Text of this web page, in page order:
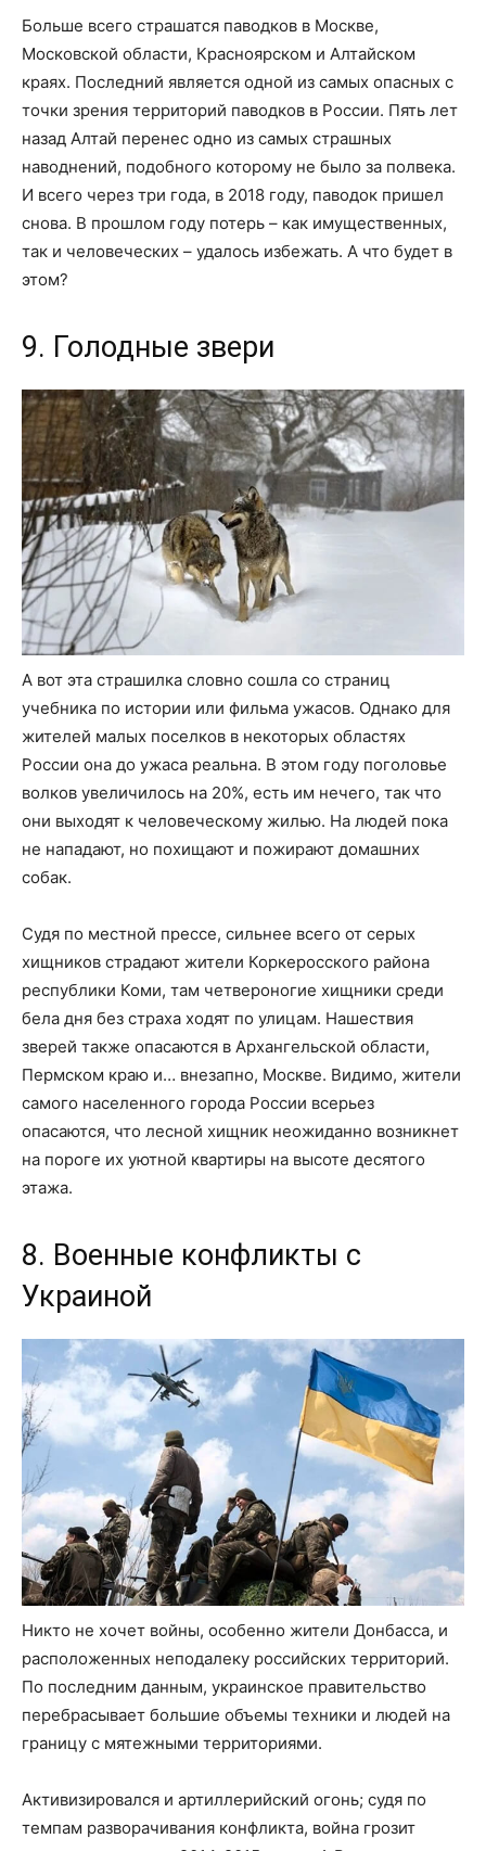
Больше всего страшатся паводков в Москве,
Московской области, Красноярском и Алтайском
краях. Последний является одной из самых опасных с
точки зрения территорий паводков в России. Пять лет
назад Алтай перенес одно из самых страшных
наводнений, подобного которому не было за полвека.
И всего через три года, в 2018 году, паводок пришел
снова. В прошлом году потерь – как имущественных,
так и человеческих – удалось избежать. А что будет в
этом?
9. Голодные звери
А вот эта страшилка словно сошла со страниц
учебника по истории или фильма ужасов. Однако для
жителей малых поселков в некоторых областях
России она до ужаса реальна. В этом году поголовье
волков увеличилось на 20%, есть им нечего, так что
они выходят к человеческому жилью. На людей пока
не нападают, но похищают и пожирают домашних
собак.
Судя по местной прессе, сильнее всего от серых
хищников страдают жители Коркеросского района
республики Коми, там четвероногие хищники среди
бела дня без страха ходят по улицам. Нашествия
зверей также опасаются в Архангельской области,
Пермском краю и… внезапно, Москве. Видимо, жители
самого населенного города России всерьез
опасаются, что лесной хищник неожиданно возникнет
на пороге их уютной квартиры на высоте десятого
этажа.
8. Военные конфликты с
Украиной
Никто не хочет войны, особенно жители Донбасса, и
расположенных неподалеку российских территорий.
По последним данным, украинское правительство
перебрасывает большие объемы техники и людей на
границу с мятежными территориями.
Активизировался и артиллерийский огонь; судя по
темпам разворачивания конфликта, война грозит